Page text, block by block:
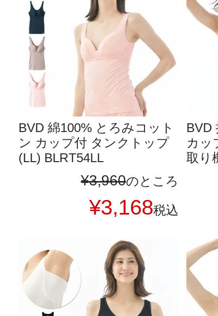
BVD 綿100% とろみコット
ン カップ付 タンクトップ
(LL) BLRT54LL
¥3,960のところ
¥3,168税込
BVD
カッ
取り